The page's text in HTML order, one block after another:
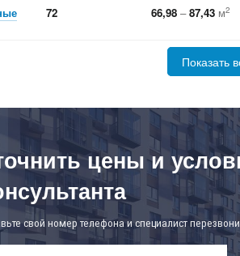
72 66,98 –87,43 м2
Показать
цены и
свой номер телефона и специалист